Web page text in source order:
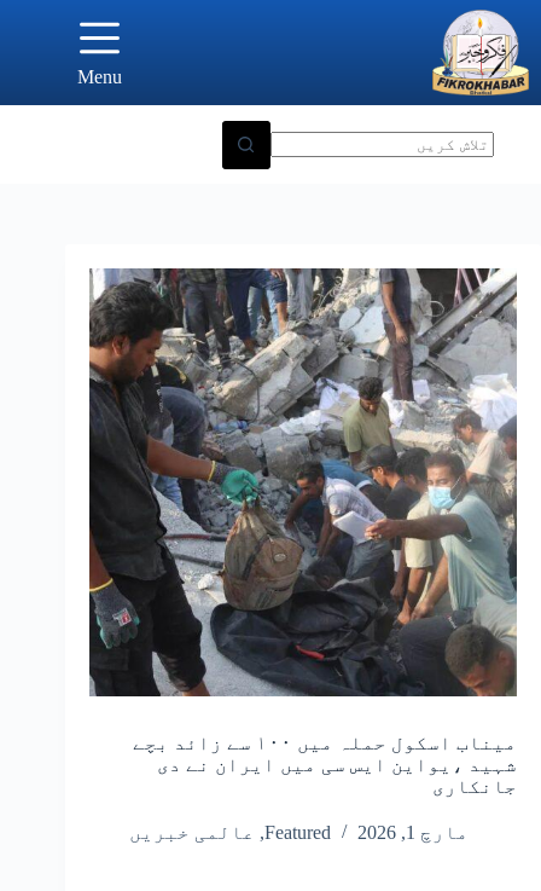
content
Menu
میناب اسکول حملہ میں ۱۰۰ سے زائد بچے
شہید ،یواین ایس سی میں ایران نے دی
جانکاری
مارچ 1, 2026 Featured
, عالمی خبریں